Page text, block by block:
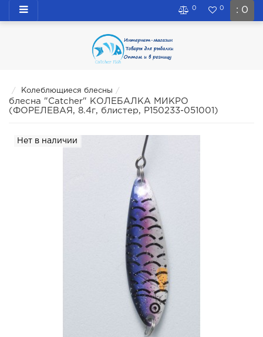
: 0
0 0
Колеблющиеся блесны
блесна "Catcher" КОЛЕБАЛКА МИКРО
(ФОРЕЛЕВАЯ, 8.4г, блистер, P150233-051001)
Нет в наличии